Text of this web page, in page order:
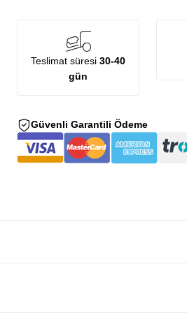
Teslimat süresi30-40
gün
Güvenli Garantili Ödeme